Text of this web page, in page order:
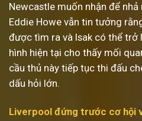
Newcastle muốn nhận để nhả
Eddie Howe vẫn tin tưởng
được tìm ra và Isak có thể trở
hình hiện tại cho thấy mối
cầu thủ này tiếp tục thi đấu
dấu hỏi lớn.
Liverpool đứng trước cơ hội